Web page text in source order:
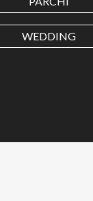
WEDDING